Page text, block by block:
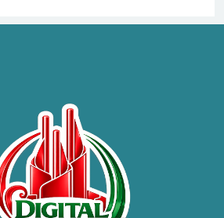
ব্রাহ্মণবাড়িয়ায় তরী বাংলাদেশের
উদ্যোগে বৃক্ষরোপণ ও গাছের চারা
বিতরণ।
কবি জয়দুল হোসেনের
‘পাখপাখালির মিলনমেলা’ গ্রন্থের